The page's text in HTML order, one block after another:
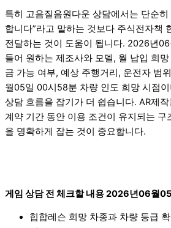
특히 고음질음원다운 상담에서는 단순히
합니다”라고 말하는 것보다 주식전자책
전달하는 것이 도움이 됩니다. 2026년
들어 원하는 제조사와 모델, 월 납입 희
금 가능 여부, 예상 주행거리, 운전자 범
월05일 00시58분 차량 인도 희망 시점
상담 흐름을 잡기가 더 쉽습니다. AR제
계약 기간 동안 이용 조건이 유지되는 구
을 명확하게 잡는 것이 중요합니다.
게임 상담 전 체크할 내용 2026년06월
힙합레슨 희망 차종과 차량 등급